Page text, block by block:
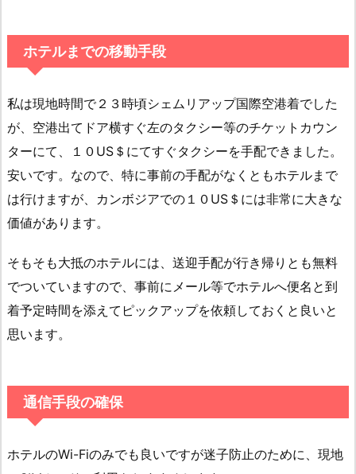
ホテルまでの移動手段
私は現地時間で２３時頃シェムリアップ国際空港着でした
が、空港出てドア横すぐ左のタクシー等のチケットカウン
ターにて、１０US＄にてすぐタクシーを手配できました。
安いです。なので、特に事前の手配がなくともホテルまで
は行けますが、カンボジアでの１０US＄には非常に大きな
価値があります。
そもそも大抵のホテルには、送迎手配が行き帰りとも無料
でついていますので、事前にメール等でホテルへ便名と到
着予定時間を添えてピックアップを依頼しておくと良いと
思います。
通信手段の確保
ホテルのWi-Fiのみでも良いですが迷子防止のために、現地